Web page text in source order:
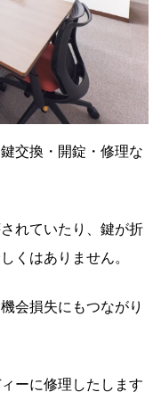
交換・開錠・修理な
れていたり、鍵が折
くはありません。
会損失にもつながり
ーに修理したします